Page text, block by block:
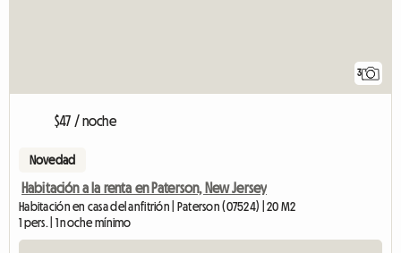
3
$47 / noche
Novedad
Habitación a la renta en Paterson, New Jersey
Habitación en casa del anfitrión | Paterson (07524) | 20 M2
1 pers. | 1 noche mínimo